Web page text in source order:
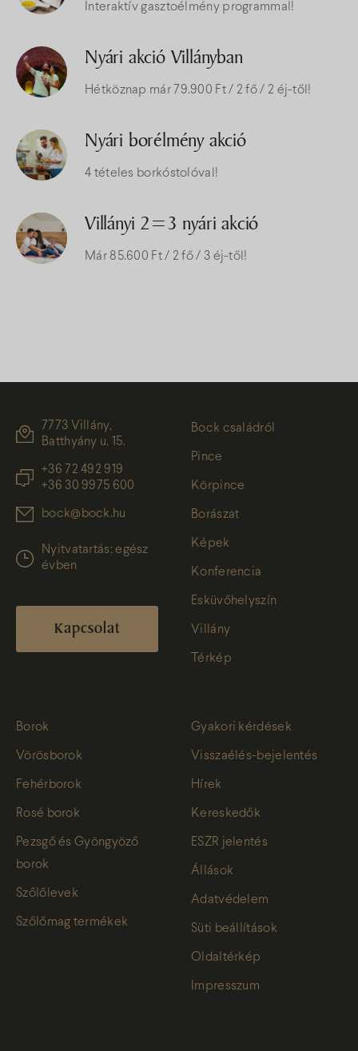
Interaktív gasztoélmény programmal!
Nyári akció Villányban
Hétköznap már 79.900 Ft / 2 fő / 2 éj-től!
Nyári borélmény akció
4 tételes borkóstolóval!
Villányi 2=3 nyári akció
Már 85.600 Ft / 2 fő / 3 éj-től!
7773 Villány,
Batthyány u. 15.
+36 72 492 919
+36 30 9975 600
bock@bock.hu
Nyitvatartás: egész
évben
Kapcsolat
Bock családról
Pince
Körpince
Borászat
Képek
Konferencia
Esküvőhelyszín
Villány
Térkép
Borok
Vörösborok
Fehérborok
Rosé borok
Pezsgő és Gyöngyöző
borok
Szőlőlevek
Szőlőmag termékek
Gyakori kérdések
Visszaélés-bejelentés
Hírek
Kereskedők
ESZR jelentés
Állások
Adatvédelem
Süti beállítások
Oldaltérkép
Impresszum